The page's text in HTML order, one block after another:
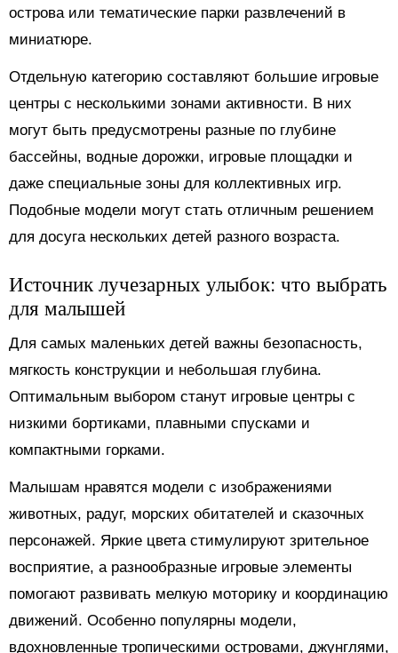
острова или тематические парки развлечений в
миниатюре.
Отдельную категорию составляют большие игровые
центры с несколькими зонами активности. В них
могут быть предусмотрены разные по глубине
бассейны, водные дорожки, игровые площадки и
даже специальные зоны для коллективных игр.
Подобные модели могут стать отличным решением
для досуга нескольких детей разного возраста.
Источник лучезарных улыбок: что выбрать
для малышей
Для самых маленьких детей важны безопасность,
мягкость конструкции и небольшая глубина.
Оптимальным выбором станут игровые центры с
низкими бортиками, плавными спусками и
компактными горками.
Малышам нравятся модели с изображениями
животных, радуг, морских обитателей и сказочных
персонажей. Яркие цвета стимулируют зрительное
восприятие, а разнообразные игровые элементы
помогают развивать мелкую моторику и координацию
движений. Особенно популярны модели,
вдохновленные тропическими островами, джунглями,